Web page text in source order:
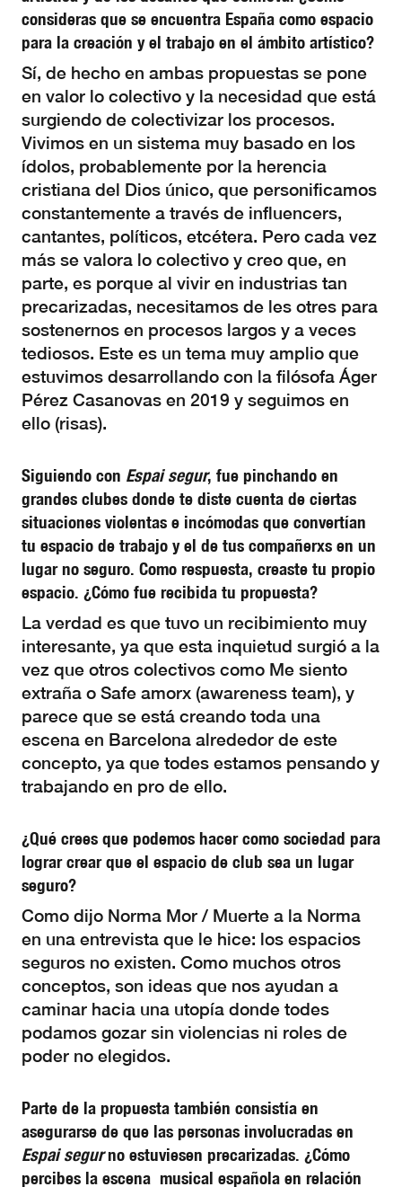
consideras que se encuentra España como espacio
para la creación y el trabajo en el ámbito artístico?
Sí, de hecho en ambas propuestas se pone
en valor lo colectivo y la necesidad que está
surgiendo de colectivizar los procesos.
Vivimos en un sistema muy basado en los
ídolos, probablemente por la herencia
cristiana del Dios único, que personificamos
constantemente a través de influencers,
cantantes, políticos, etcétera. Pero cada vez
más se valora lo colectivo y creo que, en
parte, es porque al vivir en industrias tan
precarizadas, necesitamos de les otres para
sostenernos en procesos largos y a veces
tediosos. Este es un tema muy amplio que
estuvimos desarrollando con la filósofa Áger
Pérez Casanovas en 2019 y seguimos en
ello (risas).
Siguiendo con Espai segur, fue pinchando en
grandes clubes donde te diste cuenta de ciertas
situaciones violentas e incómodas que convertían
tu espacio de trabajo y el de tus compañerxs en un
lugar no seguro. Como respuesta, creaste tu propio
espacio. ¿Cómo fue recibida tu propuesta?
La verdad es que tuvo un recibimiento muy
interesante, ya que esta inquietud surgió a la
vez que otros colectivos como Me siento
extraña o Safe amorx (awareness team), y
parece que se está creando toda una
escena en Barcelona alrededor de este
concepto, ya que todes estamos pensando y
trabajando en pro de ello.
¿Qué crees que podemos hacer como sociedad para
lograr crear que el espacio de club sea un lugar
seguro?
Como dijo Norma Mor / Muerte a la Norma
en una entrevista que le hice: los espacios
seguros no existen. Como muchos otros
conceptos, son ideas que nos ayudan a
caminar hacia una utopía donde todes
podamos gozar sin violencias ni roles de
poder no elegidos.
Parte de la propuesta también consistía en
asegurarse de que las personas involucradas en
Espai segurno estuviesen precarizadas. ¿Cómo
percibes la escena musical española en relación